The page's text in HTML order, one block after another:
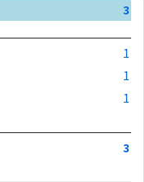
3
1
1
1
3